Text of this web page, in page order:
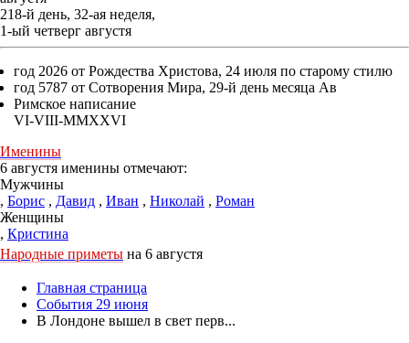
218-й день, 32-ая неделя,
1-ый четверг августя
год 2026 от Рождества Христова, 24 июля по старому стилю
год 5787 от Сотворения Мира, 29-й день месяца Ав
Римское написание
VI-VIII-MMXXVI
Именины
6 августя именины отмечают:
Мужчины
, Борис , Давид , Иван , Николай , Роман
Женщины
, Кристина
Народные приметы на 6 августя
Главная страница
События 29 июня
В Лондоне вышел в свет перв...